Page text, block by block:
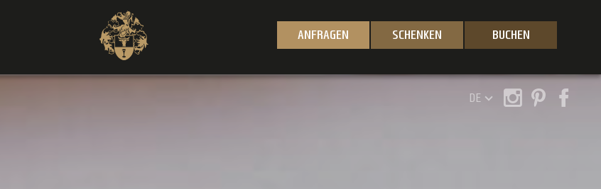
ANFRAGEN SCHENKEN BUCHEN
DE